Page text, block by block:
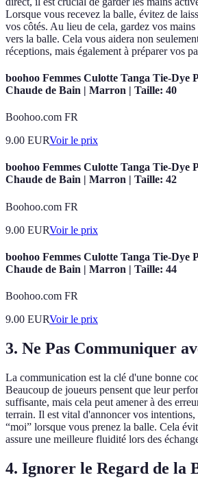
Lorsque vous recevez la balle, évitez de
vos côtés. Au lieu de cela, gardez vos mains
vers la balle. Cela vous aidera non
réceptions, mais également à préparer vos
boohoo Femmes Culotte Tanga Tie-Dye
Chaude de Bain | Marron | Taille: 40
Boohoo.com FR
9.00 EURVoir le prix
boohoo Femmes Culotte Tanga Tie-Dye
Chaude de Bain | Marron | Taille: 42
Boohoo.com FR
9.00 EURVoir le prix
boohoo Femmes Culotte Tanga Tie-Dye
Chaude de Bain | Marron | Taille: 44
Boohoo.com FR
9.00 EURVoir le prix
3. Ne Pas Communiquer
La communication est la clé d'une bonne
Beaucoup de joueurs pensent que leur
suffisante, mais cela peut amener à des
terrain. Il est vital d'annoncer vos intentions,
“moi” lorsque vous prenez la balle. Cela
assure une meilleure fluidité lors des
4. Ignorer le Regard de la